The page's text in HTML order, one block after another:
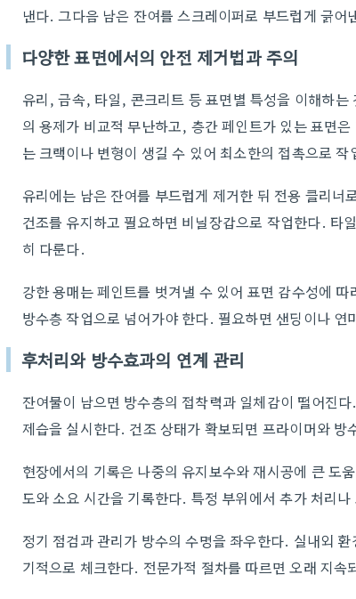
낸다. 그다음 남은 잔여를 스크레이퍼로 부드럽게 긁어
다양한 표면에서의 안전 제거법과 주의
유리, 금속, 타일, 콘크리트 등 표면별 특성을 이해하
의 용제가 비교적 무난하고, 층간 페인트가 있는 표면
는 크랙이나 변형이 생길 수 있어 최소한의 접촉으로 작
유리에는 남은 잔여를 부드럽게 제거한 뒤 전용 클리
건조를 유지하고 필요하면 비닐장갑으로 작업한다. 타
히 다룬다.
강한 용매는 페인트를 벗겨낼 수 있어 표면 감수성에
방수층 작업으로 넘어가야 한다. 필요하면 샌딩이나 연
후처리와 방수효과의 연계 관리
잔여물이 남으면 방수층의 접착력과 일체감이 떨어진
제습을 실시한다. 건조 상태가 확보되면 프라이머와
현장에서의 기록은 나중의 유지보수와 재시공에 큰 도
도와 소요 시간을 기록한다. 특정 부위에서 추가 처리
정기 점검과 관리가 방수의 수명을 좌우한다. 실내외
기적으로 체크한다. 전문가적 절차를 따르면 오래 지속